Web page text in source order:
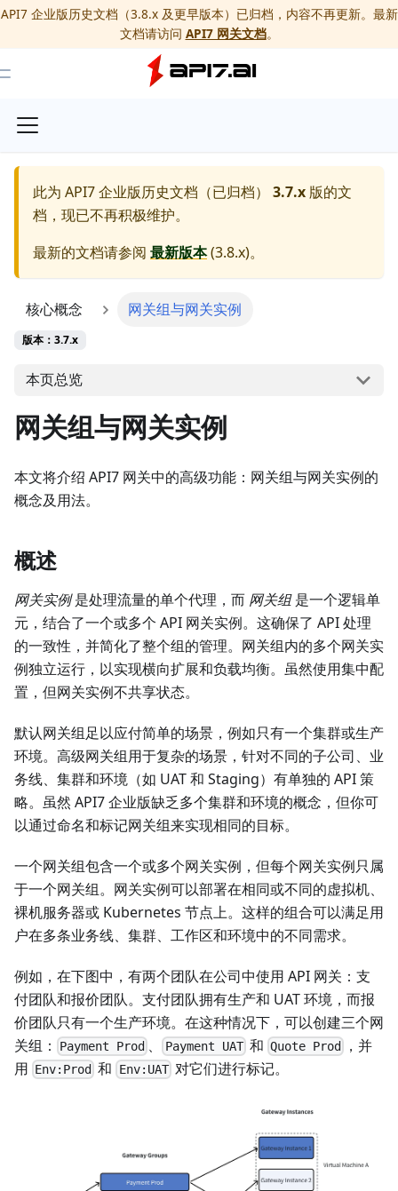
API7 企业版历史文档（3.8.x 及更早版本）已归档，内容不再更新。最新
文档请访问 API7 网关文档。
Toggle Menu
此为 API7 企业版历史文档（已归档） 3.7.x 版的文
档，现已不再积极维护。
最新的文档请参阅 最新版本(3.8.x)。
核心概念 网关组与网关实例
版本：3.7.x
本页总览
网关组与网关实例
本文将介绍 API7 网关中的高级功能：网关组与网关实例的
概念及用法。
概述
网关实例是处理流量的单个代理，而 网关组是一个逻辑单
元，结合了一个或多个 API 网关实例。这确保了 API 处理
的一致性，并简化了整个组的管理。网关组内的多个网关实
例独立运行，以实现横向扩展和负载均衡。虽然使用集中配
置，但网关实例不共享状态。
默认网关组足以应付简单的场景，例如只有一个集群或生产
环境。高级网关组用于复杂的场景，针对不同的子公司、业
务线、集群和环境（如 UAT 和 Staging）有单独的 API 策
略。虽然 API7 企业版缺乏多个集群和环境的概念，但你可
以通过命名和标记网关组来实现相同的目标。
一个网关组包含一个或多个网关实例，但每个网关实例只属
于一个网关组。网关实例可以部署在相同或不同的虚拟机、
裸机服务器或 Kubernetes 节点上。这样的组合可以满足用
户在多条业务线、集群、工作区和环境中的不同需求。
例如，在下图中，有两个团队在公司中使用 API 网关：支
付团队和报价团队。支付团队拥有生产和 UAT 环境，而报
价团队只有一个生产环境。在这种情况下，可以创建三个网
关组：
Payment Prod 、 Payment UAT和 Quote Prod
，并
用 Env:Prod 和 Env:UAT对它们进行标记。